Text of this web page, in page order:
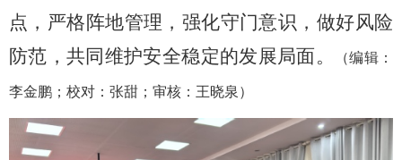
点，严格阵地管理，强化守门意识，做好风险
防范，共同维护安全稳定的发展局面。
（编辑：
李金鹏；校对：张甜；审核：王晓泉）